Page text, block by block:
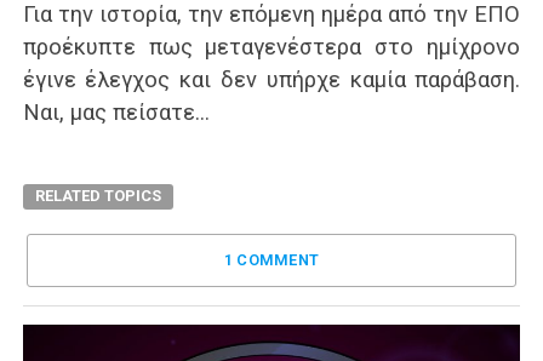
Για την ιστορία, την επόμενη ημέρα από την ΕΠΟ
προέκυπτε πως μεταγενέστερα στο ημίχρονο
έγινε έλεγχος και δεν υπήρχε καμία παράβαση.
Ναι, μας πείσατε…
RELATED TOPICS
1 COMMENT